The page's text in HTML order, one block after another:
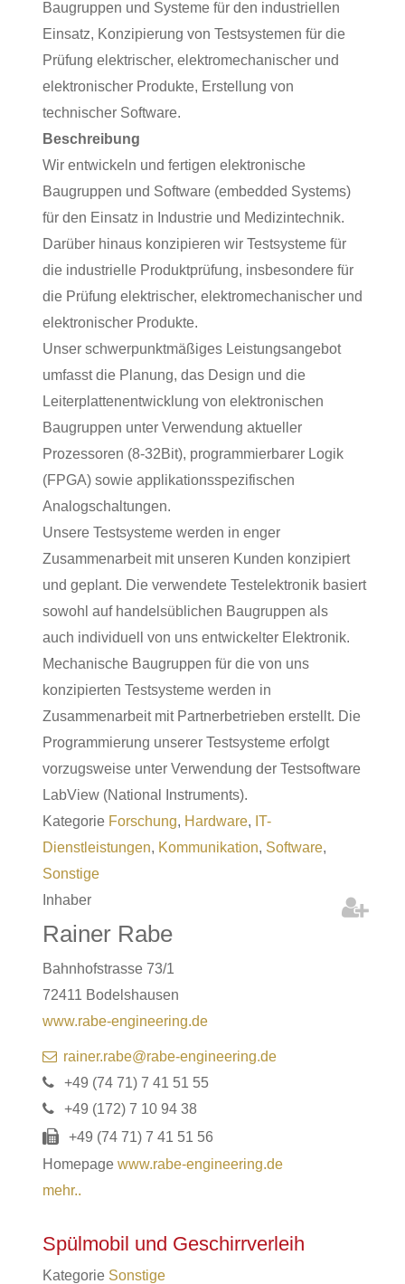
Baugruppen und Systeme für den industriellen
Einsatz, Konzipierung von Testsystemen für die
Prüfung elektrischer, elektromechanischer und
elektronischer Produkte, Erstellung von
technischer Software.
Beschreibung
Wir entwickeln und fertigen elektronische
Baugruppen und Software (embedded Systems)
für den Einsatz in Industrie und Medizintechnik.
Darüber hinaus konzipieren wir Testsysteme für
die industrielle Produktprüfung, insbesondere für
die Prüfung elektrischer, elektromechanischer und
elektronischer Produkte.
Unser schwerpunktmäßiges Leistungsangebot
umfasst die Planung, das Design und die
Leiterplattenentwicklung von elektronischen
Baugruppen unter Verwendung aktueller
Prozessoren (8-32Bit), programmierbarer Logik
(FPGA) sowie applikationsspezifischen
Analogschaltungen.
Unsere Testsysteme werden in enger
Zusammenarbeit mit unseren Kunden konzipiert
und geplant. Die verwendete Testelektronik basiert
sowohl auf handelsüblichen Baugruppen als
auch individuell von uns entwickelter Elektronik.
Mechanische Baugruppen für die von uns
konzipierten Testsysteme werden in
Zusammenarbeit mit Partnerbetrieben erstellt. Die
Programmierung unserer Testsysteme erfolgt
vorzugsweise unter Verwendung der Testsoftware
LabView (National Instruments).
Kategorie Forschung, Hardware, IT-
Dienstleistungen, Kommunikation, Software,
Sonstige
Inhaber
Rainer Rabe
Bahnhofstrasse 73/1
72411 Bodelshausen
www.rabe-engineering.de
rainer.rabe@rabe-engineering.de
+49 (74 71) 7 41 51 55
+49 (172) 7 10 94 38
+49 (74 71) 7 41 51 56
Homepage www.rabe-engineering.de
mehr..
Spülmobil und Geschirrverleih
Kategorie Sonstige